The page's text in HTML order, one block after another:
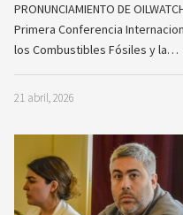
PRONUNCIAMIENTO DE
Primera Conferencia
los Combustibles Fósiles y la…
21 abril, 2026